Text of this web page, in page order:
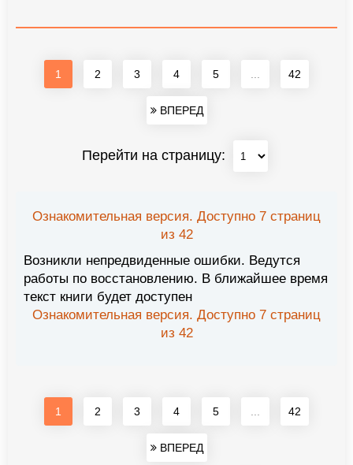
1 2 3 4 5 42
ВПЕРЕД
Перейти на страницу:
Ознакомительная версия. Доступно 7 страниц
из 42
Возникли непредвиденные ошибки. Ведутся
работы по восстановлению. В ближайшее время
текст книги будет доступен
Ознакомительная версия. Доступно 7 страниц
из 42
1 2 3 4 5 42
ВПЕРЕД